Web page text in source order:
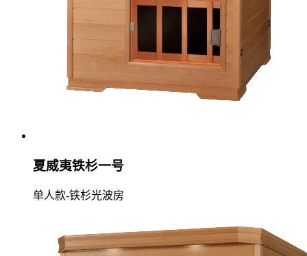
夏威夷铁杉一号
单人款-铁杉光波房